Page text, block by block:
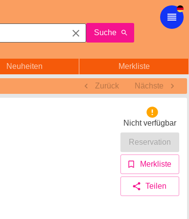
Suche
Neuheiten Merkliste
Zurück Nächste
Nicht verfügbar
Reservation
Merkliste
Teilen